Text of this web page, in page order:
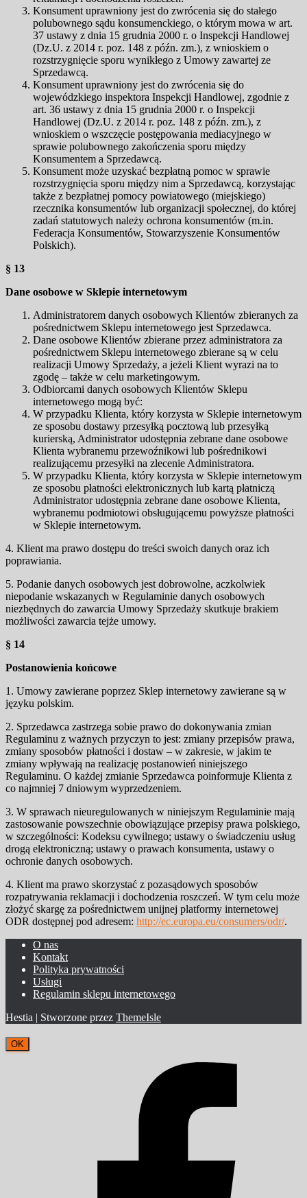
Konsument uprawniony jest do zwrócenia się do stałego
polubownego sądu konsumenckiego, o którym mowa w art.
37 ustawy z dnia 15 grudnia 2000 r. o Inspekcji Handlowej
(Dz.U. z 2014 r. poz. 148 z późn. zm.), z wnioskiem o
rozstrzygnięcie sporu wynikłego z Umowy zawartej ze
Sprzedawcą.
Konsument uprawniony jest do zwrócenia się do
wojewódzkiego inspektora Inspekcji Handlowej, zgodnie z
art. 36 ustawy z dnia 15 grudnia 2000 r. o Inspekcji
Handlowej (Dz.U. z 2014 r. poz. 148 z późn. zm.), z
wnioskiem o wszczęcie postępowania mediacyjnego w
sprawie polubownego zakończenia sporu między
Konsumentem a Sprzedawcą.
Konsument może uzyskać bezpłatną pomoc w sprawie
rozstrzygnięcia sporu między nim a Sprzedawcą, korzystając
także z bezpłatnej pomocy powiatowego (miejskiego)
rzecznika konsumentów lub organizacji społecznej, do której
zadań statutowych należy ochrona konsumentów (m.in.
Federacja Konsumentów, Stowarzyszenie Konsumentów
Polskich).
§ 13
Dane osobowe w Sklepie internetowym
Administratorem danych osobowych Klientów zbieranych za
pośrednictwem Sklepu internetowego jest Sprzedawca.
Dane osobowe Klientów zbierane przez administratora za
pośrednictwem Sklepu internetowego zbierane są w celu
realizacji Umowy Sprzedaży, a jeżeli Klient wyrazi na to
zgodę – także w celu marketingowym.
Odbiorcami danych osobowych Klientów Sklepu
internetowego mogą być:
W przypadku Klienta, który korzysta w Sklepie internetowym
ze sposobu dostawy przesyłką pocztową lub przesyłką
kurierską, Administrator udostępnia zebrane dane osobowe
Klienta wybranemu przewoźnikowi lub pośrednikowi
realizującemu przesyłki na zlecenie Administratora.
W przypadku Klienta, który korzysta w Sklepie internetowym
ze sposobu płatności elektronicznych lub kartą płatniczą
Administrator udostępnia zebrane dane osobowe Klienta,
wybranemu podmiotowi obsługującemu powyższe płatności
w Sklepie internetowym.
4. Klient ma prawo dostępu do treści swoich danych oraz ich
poprawiania.
5. Podanie danych osobowych jest dobrowolne, aczkolwiek
niepodanie wskazanych w Regulaminie danych osobowych
niezbędnych do zawarcia Umowy Sprzedaży skutkuje brakiem
możliwości zawarcia tejże umowy.
§ 14
Postanowienia końcowe
1. Umowy zawierane poprzez Sklep internetowy zawierane są w
języku polskim.
2. Sprzedawca zastrzega sobie prawo do dokonywania zmian
Regulaminu z ważnych przyczyn to jest: zmiany przepisów prawa,
zmiany sposobów płatności i dostaw – w zakresie, w jakim te
zmiany wpływają na realizację postanowień niniejszego
Regulaminu. O każdej zmianie Sprzedawca poinformuje Klienta z
co najmniej 7 dniowym wyprzedzeniem.
3. W sprawach nieuregulowanych w niniejszym Regulaminie mają
zastosowanie powszechnie obowiązujące przepisy prawa polskiego,
w szczególności: Kodeksu cywilnego; ustawy o świadczeniu usług
drogą elektroniczną; ustawy o prawach konsumenta, ustawy o
ochronie danych osobowych.
4. Klient ma prawo skorzystać z pozasądowych sposobów
rozpatrywania reklamacji i dochodzenia roszczeń. W tym celu może
złożyć skargę za pośrednictwem unijnej platformy internetowej
ODR dostępnej pod adresem: http://ec.europa.eu/consumers/odr/.
O nas
Kontakt
Polityka prywatności
Usługi
Regulamin sklepu internetowego
Hestia | Stworzone przez ThemeIsle
OK